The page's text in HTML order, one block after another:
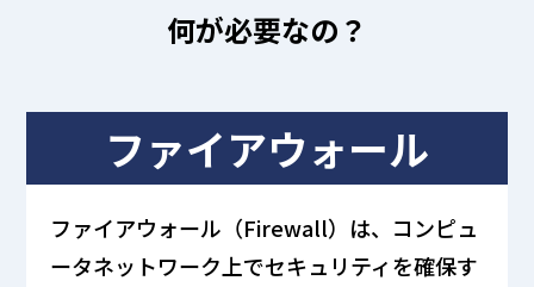
何が必要なの？
ファイアウォール
ファイアウォール（Firewall）は、コンピュ
ータネットワーク上でセキュリティを確保す